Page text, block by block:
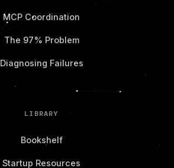
MCP Coordination
The 97% Problem
Diagnosing Failures
LIBRARY
Bookshelf
Startup Resources